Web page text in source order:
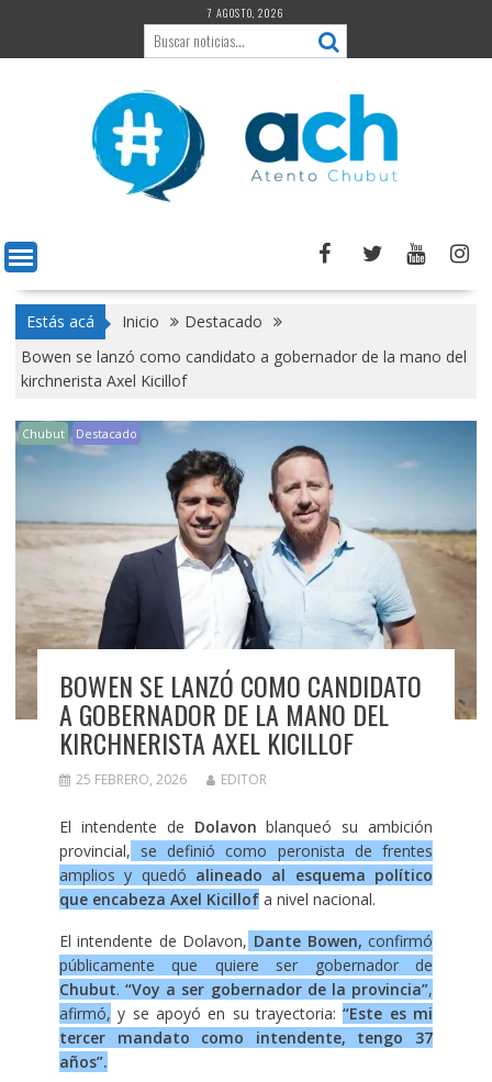
contenido
7 AGOSTO, 2026
Estás acá Inicio
Destacado
Bowen se lanzó como candidato a gobernador de la mano del
kirchnerista Axel Kicillof
Chubut Destacado
BOWEN SE LANZÓ COMO CANDIDATO
A GOBERNADOR DE LA MANO DEL
KIRCHNERISTA AXEL KICILLOF
25 FEBRERO, 2026 EDITOR
El intendente de Dolavon blanqueó su ambición
provincial, se definió como peronista de frentes
amplios y quedó alineado al esquema político
que encabeza Axel Kicillofa nivel nacional.
El intendente de Dolavon, Dante Bowen, confirmó
públicamente que quiere ser gobernador de
Chubut.“Voy a ser gobernador de la provincia”,
afirmó, y se apoyó en su trayectoria:“Este es mi
tercer mandato como intendente, tengo 37
años”.